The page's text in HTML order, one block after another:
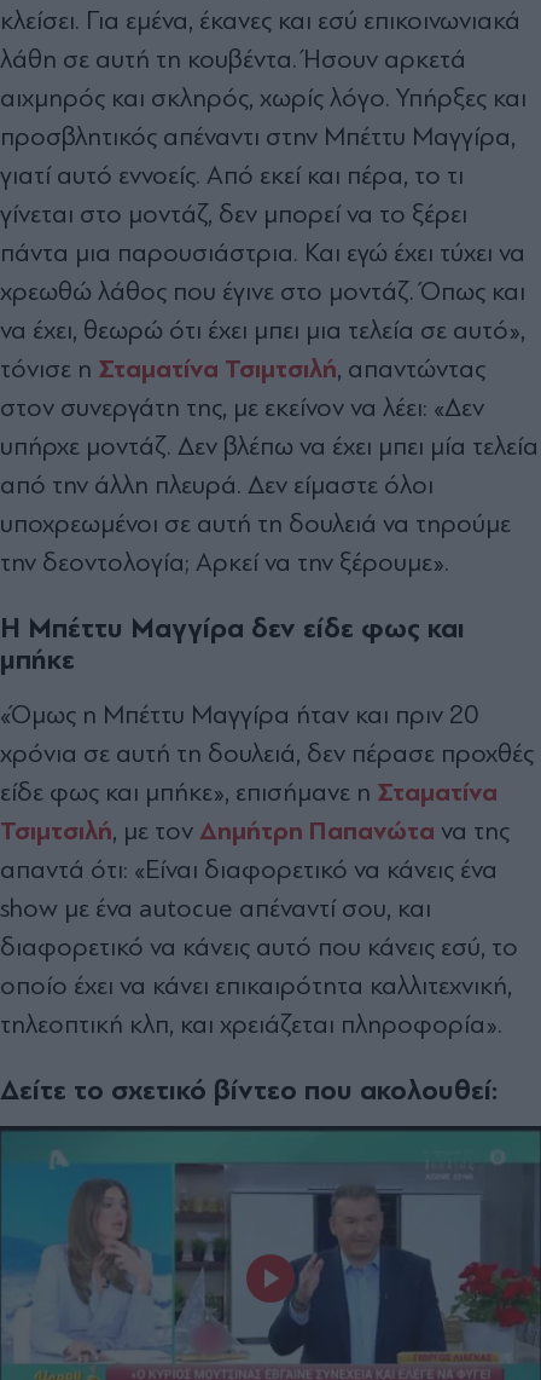
κλείσει. Για εμένα, έκανες και εσύ επικοινωνιακά
λάθη σε αυτή τη κουβέντα. Ήσουν αρκετά
αιχμηρός και σκληρός, χωρίς λόγο. Υπήρξες και
προσβλητικός απέναντι στην Μπέττυ Μαγγίρα,
γιατί αυτό εννοείς. Από εκεί και πέρα, το τι
γίνεται στο μοντάζ, δεν μπορεί να το ξέρει
πάντα μια παρουσιάστρια. Και εγώ έχει τύχει να
χρεωθώ λάθος που έγινε στο μοντάζ. Όπως και
να έχει, θεωρώ ότι έχει μπει μια τελεία σε αυτό»,
τόνισε η Σταματίνα Τσιμτσιλή, απαντώντας
στον συνεργάτη της, με εκείνον να λέει: «Δεν
υπήρχε μοντάζ. Δεν βλέπω να έχει μπει μία τελεία
από την άλλη πλευρά. Δεν είμαστε όλοι
υποχρεωμένοι σε αυτή τη δουλειά να τηρούμε
την δεοντολογία; Αρκεί να την ξέρουμε».
Η Μπέττυ Μαγγίρα δεν είδε φως και
μπήκε
«Όμως η Μπέττυ Μαγγίρα ήταν και πριν 20
χρόνια σε αυτή τη δουλειά, δεν πέρασε προχθές
είδε φως και μπήκε», επισήμανε η Σταματίνα
Τσιμτσιλή, με τον Δημήτρη Παπανώτα να της
απαντά ότι: «Είναι διαφορετικό να κάνεις ένα
show με ένα autocue απέναντί σου, και
διαφορετικό να κάνεις αυτό που κάνεις εσύ, το
οποίο έχει να κάνει επικαιρότητα καλλιτεχνική,
τηλεοπτική κλπ, και χρειάζεται πληροφορία».
Δείτε το σχετικό βίντεο που ακολουθεί: